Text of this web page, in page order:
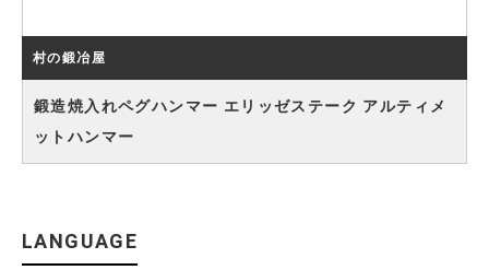
村の鍛冶屋
鍛造焼入れペグハンマー エリッゼステーク アルティメ
ットハンマー
LANGUAGE